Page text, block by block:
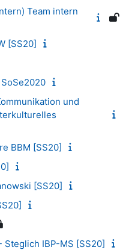
Team intern
[SS20]
und
BBM [SS20]
[SS20]
IBP-MS [SS20]